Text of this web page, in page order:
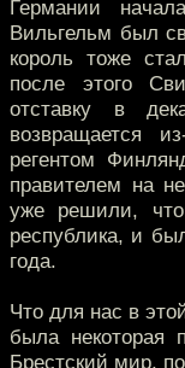
Германии
Вильгельм был
король тоже
после этого
отставку в
возвращается
регентом
правителем на
уже решили,
республика, и
года.
Что для нас в
была некоторая
Брестский мир,